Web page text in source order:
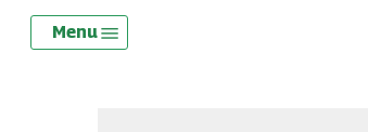
Skip
Menu
Menu